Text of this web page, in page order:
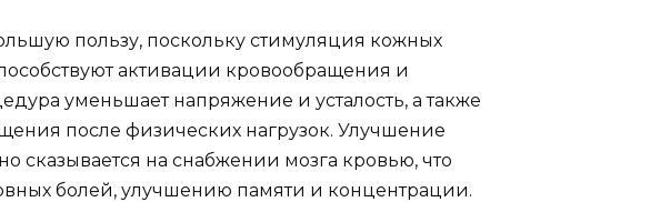
пользу, поскольку стимуляция кожных
активации кровообращения и
уменьшает напряжение и усталость, а также
после физических нагрузок. Улучшение
сказывается на снабжении мозга кровью, что
болей, улучшению памяти и концентрации.